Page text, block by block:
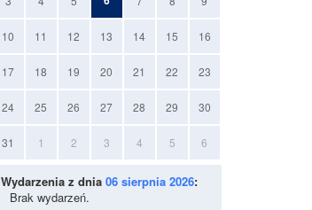
10 11 12 13 14 15 16
17 18 19 20 21 22 23
24 25 26 27 28 29 30
31 1 2 3 4 5 6
Wydarzenia z dnia 06 sierpnia 2026:
Brak wydarzeń.